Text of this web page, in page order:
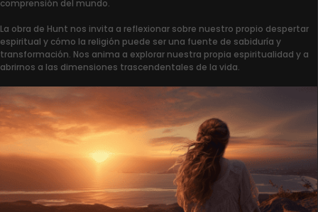
comprensión del mundo.
La obra de Hunt nos invita a reflexionar sobre nuestro propio despertar
espiritual y cómo la religión puede ser una fuente de sabiduría y
transformación. Nos anima a explorar nuestra propia espiritualidad y a
abrirnos a las dimensiones trascendentales de la vida.